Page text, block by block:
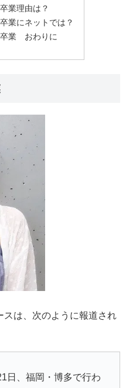
業理由は？
業にネットでは？
卒業 おわりに
スは、次のように報道され
日、福岡・博多で行わ